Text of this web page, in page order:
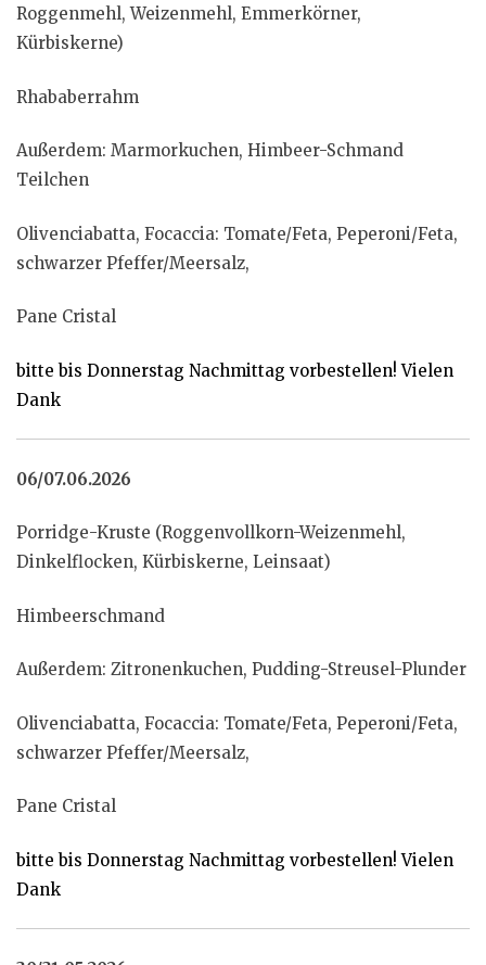
Roggenmehl, Weizenmehl, Emmerkörner,
Kürbiskerne)
Rhababerrahm
Außerdem: Marmorkuchen, Himbeer-Schmand
Teilchen
Olivenciabatta, Focaccia: Tomate/Feta, Peperoni/Feta,
schwarzer Pfeffer/Meersalz,
Pane Cristal
bitte bis Donnerstag Nachmittag vorbestellen! Vielen
Dank
06/07.06.2026
Porridge-Kruste (Roggenvollkorn-Weizenmehl,
Dinkelflocken, Kürbiskerne, Leinsaat)
Himbeerschmand
Außerdem: Zitronenkuchen, Pudding-Streusel-Plunder
Olivenciabatta, Focaccia: Tomate/Feta, Peperoni/Feta,
schwarzer Pfeffer/Meersalz,
Pane Cristal
bitte bis Donnerstag Nachmittag vorbestellen! Vielen
Dank